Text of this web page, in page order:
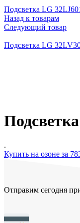
Подсветка LG
Назад к товарам
Следующий товар
Подсветка LG
.
Купить на озоне за
Отправим сегодня